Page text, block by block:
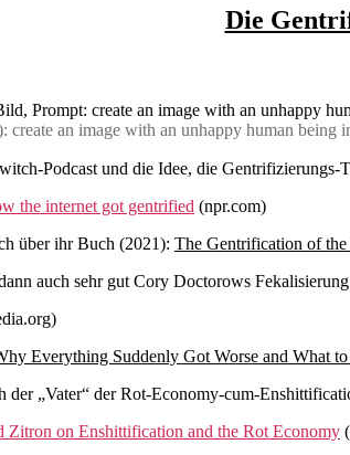
Die
create an image with an unhappy human being
Podcast und die Idee, die
the internet got gentrified (npr.com)
über ihr Buch (2021): The Gentrification of
auch sehr gut Cory Doctorows
Everything Suddenly Got Worse and What
der „Vater“ der Rot-Economy-cum-
Zitron on Enshittification and the Rot Economy